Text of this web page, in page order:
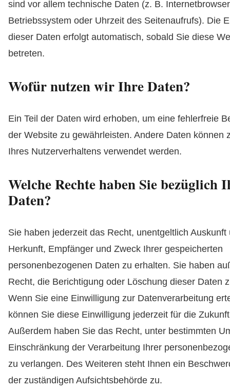
sind vor allem technische Daten (z. B.
Betriebssystem oder Uhrzeit des Seitenaufrufs). Die
dieser Daten erfolgt automatisch, sobald Sie diese
betreten.
Wofür nutzen wir Ihre Daten?
Ein Teil der Daten wird erhoben, um eine fehlerfreie
der Website zu gewährleisten. Andere Daten können
Ihres Nutzerverhaltens verwendet werden.
Welche Rechte haben Sie bezüglich
Daten?
Sie haben jederzeit das Recht, unentgeltlich Auskunft
Herkunft, Empfänger und Zweck Ihrer gespeicherten
personenbezogenen Daten zu erhalten. Sie haben
Recht, die Berichtigung oder Löschung dieser Daten
Wenn Sie eine Einwilligung zur Datenverarbeitung
können Sie diese Einwilligung jederzeit für die
Außerdem haben Sie das Recht, unter bestimmten
Einschränkung der Verarbeitung Ihrer
zu verlangen. Des Weiteren steht Ihnen ein
der zuständigen Aufsichtsbehörde zu.